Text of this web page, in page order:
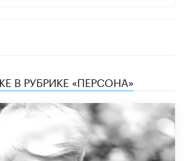
В РУБРИКЕ «ПЕРСОНА»